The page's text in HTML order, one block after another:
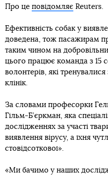
Про це повідомляє Reuters.
Ефективність собак у
доведена, тож пасажирам
таким чином на
цього працює команда з 15
волонтерів, які
клінік.
За словами професорки
Гільм-Б’єркман, яка
дослідженнях за участі
виявлення вірусу, а їхня
стовідсоткової».
«Ми бачимо у наших